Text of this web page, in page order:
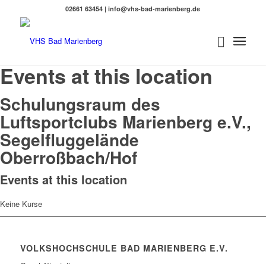
02661 63454 | info@vhs-bad-marienberg.de
Events at this location
Schulungsraum des
Luftsportclubs Marienberg e.V.,
Segelfluggelände
Oberroßbach/Hof
Events at this location
Keine Kurse
VOLKSHOCHSCHULE BAD MARIENBERG E.V.